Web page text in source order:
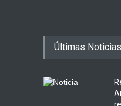
Últimas Noticias